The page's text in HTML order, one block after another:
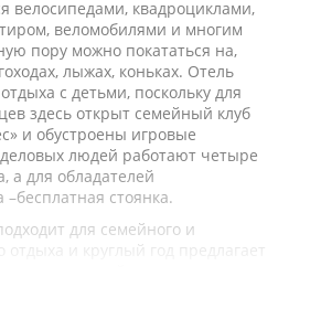
велосипедами, квадроциклами,
веломобилями и многим
пору можно покататься на,
лыжах, коньках. Отель
с детьми, поскольку для
здесь открыт семейный клуб
и обустроены игровые
людей работают четыре
а для обладателей
–бесплатная стоянка.
для семейного и
отдыха и круглый год предлагает